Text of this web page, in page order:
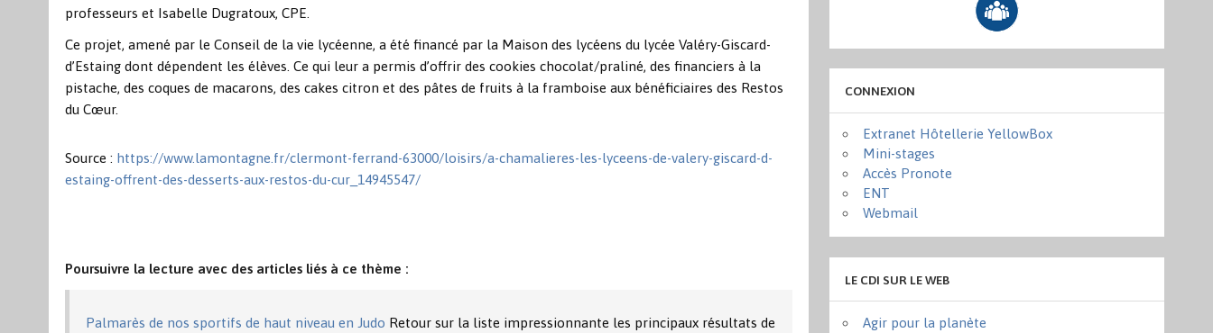
professeurs et Isabelle Dugratoux, CPE.
Ce projet, amené par le Conseil de la vie lycéenne, a été financé par la Maison des lycéens du lycée Valéry-Giscard-
d’Estaing dont dépendent les élèves. Ce qui leur a permis d’offrir des cookies chocolat/praliné, des financiers à la
pistache, des coques de macarons, des cakes citron et des pâtes de fruits à la framboise aux bénéficiaires des Restos
du Cœur.
Source : https://www.lamontagne.fr/clermont-ferrand-63000/loisirs/a-chamalieres-les-lyceens-de-valery-giscard-d-
estaing-offrent-des-desserts-aux-restos-du-cur_14945547/
Poursuivre la lecture avec des articles liés à ce thème :
Palmarès de nos sportifs de haut niveau en Judo Retour sur la liste impressionnante les principaux résultats de
CONNEXION
Extranet Hôtellerie YellowBox
Mini-stages
Accès Pronote
ENT
Webmail
LE CDI SUR LE WEB
Agir pour la planète